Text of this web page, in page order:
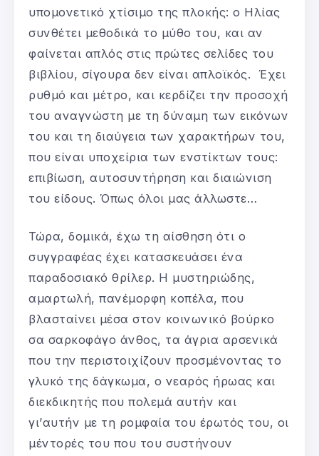
υπομονετικό χτίσιμο της πλοκής: ο Ηλίας
συνθέτει μεθοδικά το μύθο του, και αν
φαίνεται απλός στις πρώτες σελίδες του
βιβλίου, σίγουρα δεν είναι απλοϊκός. Έχει
ρυθμό και μέτρο, και κερδίζει την προσοχή
του αναγνώστη με τη δύναμη των εικόνων
του και τη διαύγεια των χαρακτήρων του,
που είναι υποχείρια των ενστίκτων τους:
επιβίωση, αυτοσυντήρηση και διαιώνιση
του είδους. Όπως όλοι μας άλλωστε…
Τώρα, δομικά, έχω τη αίσθηση ότι ο
συγγραφέας έχει κατασκευάσει ένα
παραδοσιακό θρίλερ. Η μυστηριώδης,
αμαρτωλή, πανέμορφη κοπέλα, που
βλασταίνει μέσα στον κοινωνικό βούρκο
σα σαρκοφάγο άνθος, τα άγρια αρσενικά
που την περιστοιχίζουν προσμένοντας το
γλυκό της δάγκωμα, ο νεαρός ήρωας και
διεκδικητής που πολεμά αυτήν και
γι’αυτήν με τη ρομφαία του έρωτός του, οι
μέντορές του που του συστήνουν